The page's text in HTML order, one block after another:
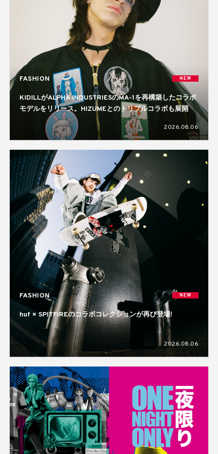
FASHION NEW
KIDILLがALPHA INDUSTRIESのMA-1を再構築したコラボ
モデルをリリース。HIZUMEとのトリプルコラボも展開
2026.08.06
FASHION NEW
huf × SPITFIREのコラボコレクションが再び登場!
2026.08.06